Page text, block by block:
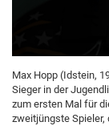
Max Hopp (Idstein,
Sieger in der
zum ersten Mal für
zweitjüngste Spieler,